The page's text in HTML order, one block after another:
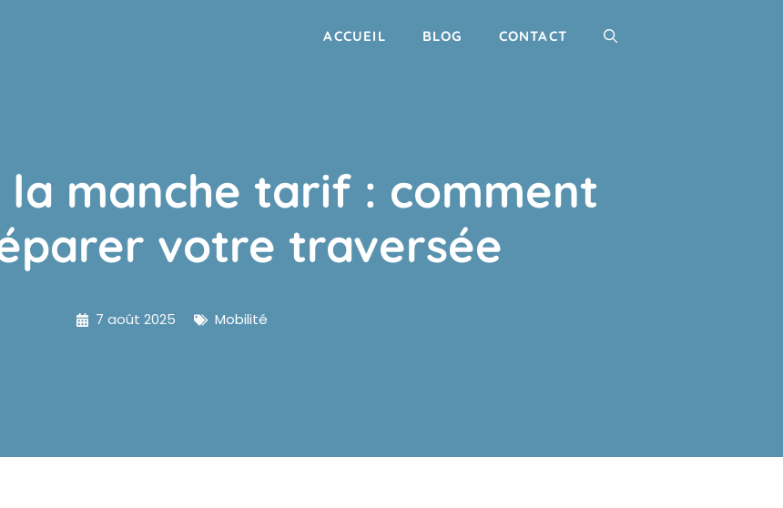
ACCUEIL BLOG CONTACT
la manche tarif : comment
votre traversée
7 août 2025 Mobilité